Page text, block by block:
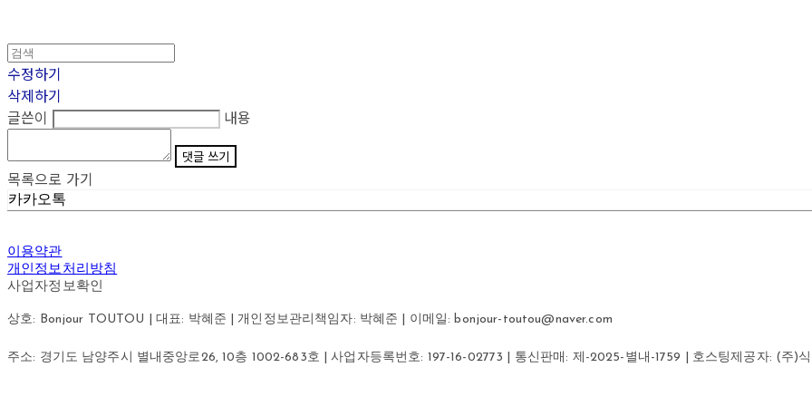
수정하기
삭제하기
글쓴이
내용
댓글 쓰기
목록으로 가기
카카오톡
이용약관
개인정보처리방침
사업자정보확인
상호: Bonjour TOUTOU | 대표: 박혜준 | 개인정보관리책임자: 박혜준 | 이메일: bonjour-toutou@naver.com
주소: 경기도 남양주시 별내중앙로26, 10층 1002-683호 | 사업자등록번호: 197-16-02773 | 통신판매: 제-2025-별내-1759 | 호스팅제공자: (주)